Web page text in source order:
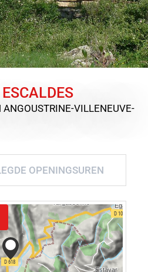
ANGOUSTRINE-VILLENEUVE-
OPENINGSUREN